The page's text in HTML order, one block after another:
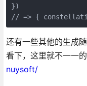
})
// => {
还有一些其他的生成
看下，这里就不一一的
nuysoft/